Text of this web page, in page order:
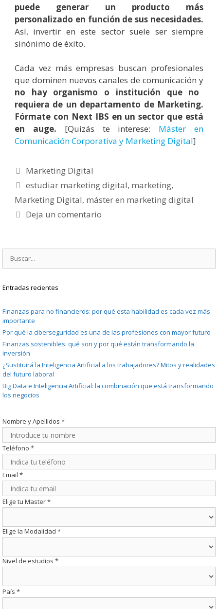
puede generar un producto más
personalizado en función de sus necesidades.
Así, invertir en este sector suele ser siempre
sinónimo de éxito.
Cada vez más empresas buscan profesionales
que dominen nuevos canales de comunicación y
no hay organismo o institución que no
requiera de un departamento de Marketing.
Fórmate con Next IBS en un sector que está
en auge. [Quizás te interese: Máster en
Comunicación Corporativa y Marketing Digital]
Categorías
Marketing Digital
Etiquetas
estudiar marketing digital, marketing,
Marketing Digital, máster en marketing digital
Deja un comentario
Entradas recientes
Finanzas para no financieros: por qué esta habilidad es cada vez más
importante
Por qué la ciberseguridad es una de las profesiones con mayor futuro
Finanzas sostenibles: qué son y por qué están transformando la
inversión
¿Sustituirá la Inteligencia Artificial a los trabajadores? Mitos y realidades
del futuro laboral
Big Data e Inteligencia Artificial: la combinación que está transformando
los negocios
Nombre y Apellidos *
Teléfono *
Email *
Elige tu Master*
Elige la Modalidad *
Nivel de estudios *
País *